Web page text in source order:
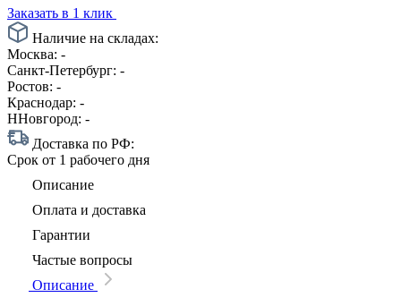
Заказать в 1 клик
Наличие на складах:
Москва: -
Санкт-Петербург: -
Ростов: -
Краснодар: -
ННовгород: -
Доставка по РФ:
Срок от 1 рабочего дня
Описание
Оплата и доставка
Гарантии
Частые вопросы
Описание